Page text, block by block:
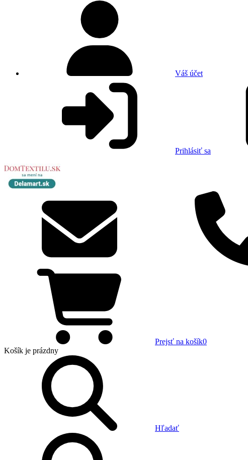
Váš účet
Prihlásiť sa
Prejsť na košík0
Košík je prázdny
Hľadať